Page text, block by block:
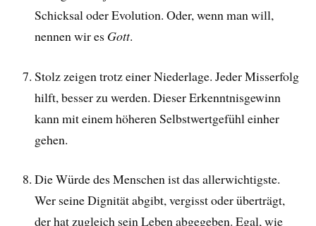
Schicksal oder Evolution. Oder, wenn man will,
nennen wir es Gott.
Stolz zeigen trotz einer Niederlage. Jeder Misserfolg
hilft, besser zu werden. Dieser Erkenntnisgewinn
kann mit einem höheren Selbstwertgefühl einher
gehen.
Die Würde des Menschen ist das allerwichtigste.
Wer seine Dignität abgibt, vergisst oder überträgt,
der hat zugleich sein Leben abgegeben. Egal, wie